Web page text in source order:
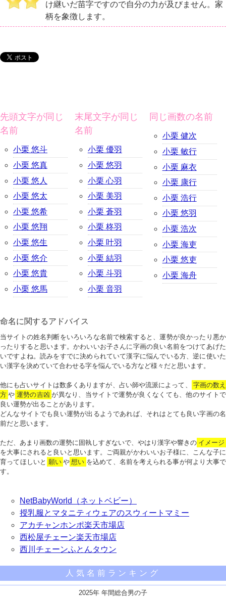
け継いだ苗字ですので自分の力が及びません。家
柄を象徴します。
先頭文字が同じ
名前
小栗 悠斗
小栗 悠真
小栗 悠人
小栗 悠太
小栗 悠希
小栗 悠翔
小栗 悠生
小栗 悠介
小栗 悠貴
小栗 悠馬
末尾文字が同じ
名前
小栗 優羽
小栗 悠羽
小栗 心羽
小栗 美羽
小栗 蒼羽
小栗 柊羽
小栗 叶羽
小栗 結羽
小栗 斗羽
小栗 音羽
同じ画数の名前
小栗 健次
小栗 敏行
小栗 麻衣
小栗 康行
小栗 浩行
小栗 悠羽
小栗 浩次
小栗 海吏
小栗 悠吏
小栗 海舟
命名に関するアドバイス
当サイトの姓名判断をいろいろな名前で検索すると、運勢が良かったり悪か
ったりすると思います。かわいいお子さんに字画の良い名前をつけてあげた
いですよね。読みをすでに決められていて漢字に悩んでいる方、逆に使いた
い漢字を決めていて合わせる字を悩んでいる方など様々だと思います。
他にも占いサイトは数多くありますが、占い師や流派によって、
字画の数え
方 や 運勢の吉凶 が異なり、当サイトで運勢が良くなくても、他のサイトで
良い運勢が出ることがあります。
どんなサイトでも良い運勢が出るようであれば、それはとても良い字画の名
前だと思います。
ただ、あまり画数の運勢に固執しすぎないで、やはり漢字や響きの イメージ
を大事にされると良いと思います。ご両親がかわいいお子様に、こんな子に
育ってほしいと 願い や 想い を込めて、名前を考えられる事が何より大事で
す。
NetBabyWorld（ネットベビー）
授乳服とマタニティウェアのスウィートマミー
アカチャンホンポ楽天市場店
西松屋チェーン楽天市場店
西川チェーンふとんタウン
人気名前ランキング
2025年 年間総合男の子